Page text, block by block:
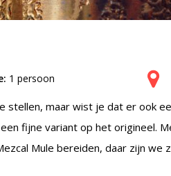
1 persoon
maar wist je dat er ook
fijne variant op het origineel.
Mule bereiden, daar zijn we